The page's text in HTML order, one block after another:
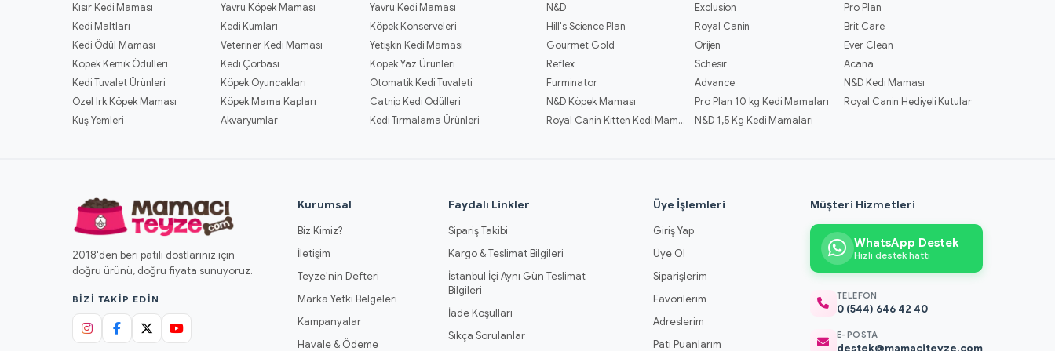
Kısır Kedi Maması Yavru Köpek Maması
Yavru Kedi Maması
Kedi Maltları
Kedi Kumları
Köpek Konserveleri
Kedi Ödül Maması
Veteriner Kedi Maması
Yetişkin Kedi Maması
Köpek Kemik Ödülleri
Kedi Çorbası
Köpek Yaz Ürünleri
Kedi Tuvalet Ürünleri
Köpek Oyuncakları
Otomatik Kedi Tuvaleti
Özel Irk Köpek Maması
Köpek Mama Kapları
Catnip Kedi Ödülleri
Kuş Yemleri
Akvaryumlar Kedi Tırmalama Ürünleri
N&D Exclusion
Pro Plan
Hill's Science Plan
Royal Canin
Brit Care
Gourmet Gold
Orijen
Ever Clean
Reflex
Schesir
Acana
Furminator
Advance
N&D Kedi Maması
N&D Köpek Maması
Pro Plan 10 kg Kedi Mamaları
Royal Canin Hediyeli Kutular
Royal Canin Kitten Kedi Mamaları
N&D 1,5 Kg Kedi Mamaları
2018'den beri patili dostlarınız için
doğru ürünü, doğru fiyata sunuyoruz.
BIZI TAKIP EDIN
Kurumsal
Biz Kimiz?
İletişim
Teyze'nin Defteri
Marka Yetki Belgeleri
Kampanyalar
Havale & Ödeme
Faydalı Linkler
Sipariş Takibi
Kargo & Teslimat Bilgileri
İstanbul İçi Aynı Gün Teslimat
Bilgileri
İade Koşulları
Sıkça Sorulanlar
Üye İşlemleri
Giriş Yap
Üye Ol
Siparişlerim
Favorilerim
Adreslerim
Pati Puanlarım
Müşteri Hizmetleri
WhatsApp Destek
Hızlı destek hattı
TELEFON
0 (544) 646 42 40
E-POSTA
destek@mamaciteyze.com